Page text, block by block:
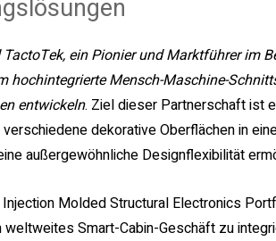
ein Pionier und Marktführer im
hochintegrierte Mensch-Maschine-
entwickeln. Ziel dieser Partnerschaft ist
dekorative Oberflächen in
außergewöhnliche Designflexibilität
Molded Structural Electronics
Smart-Cabin-Geschäft zu